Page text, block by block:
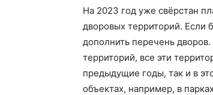
На 2023 год уже свёрстан
дворовых территорий. Если
дополнить перечень
территорий, все эти
предыдущие годы, так и в
объектах, например, в